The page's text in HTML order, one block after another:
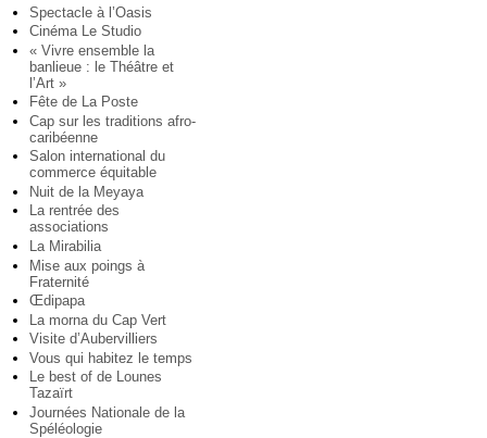
Spectacle à l’Oasis
Cinéma Le Studio
« Vivre ensemble la
banlieue : le Théâtre et
l’Art »
Fête de La Poste
Cap sur les traditions afro-
caribéenne
Salon international du
commerce équitable
Nuit de la Meyaya
La rentrée des
associations
La Mirabilia
Mise aux poings à
Fraternité
Œdipapa
La morna du Cap Vert
Visite d’Aubervilliers
Vous qui habitez le temps
Le best of de Lounes
Tazaïrt
Journées Nationale de la
Spéléologie